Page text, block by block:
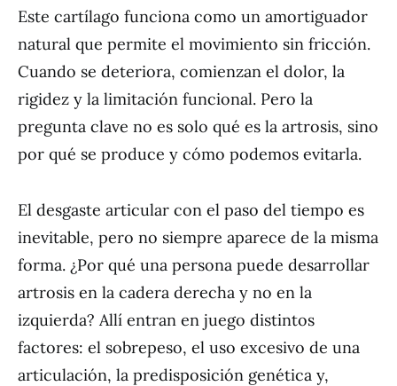
Este cartílago funciona como un amortiguador
natural que permite el movimiento sin fricción.
Cuando se deteriora, comienzan el dolor, la
rigidez y la limitación funcional. Pero la
pregunta clave no es solo qué es la artrosis, sino
por qué se produce y cómo podemos evitarla.
El desgaste articular con el paso del tiempo es
inevitable, pero no siempre aparece de la misma
forma. ¿Por qué una persona puede desarrollar
artrosis en la cadera derecha y no en la
izquierda? Allí entran en juego distintos
factores: el sobrepeso, el uso excesivo de una
articulación, la predisposición genética y,